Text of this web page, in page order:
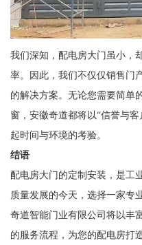
我们深知，配电房大门虽小，
率。因此，我们不仅仅销售门
的解决方案。无论您需要简单
窗，安徽奇道都将以“信誉与
起时间与环境的考验。
结语
配电房大门的定制安装，是工
质量发展的今天，选择一家专
奇道智能门业有限公司将以丰
的服务流程，为您的配电房打